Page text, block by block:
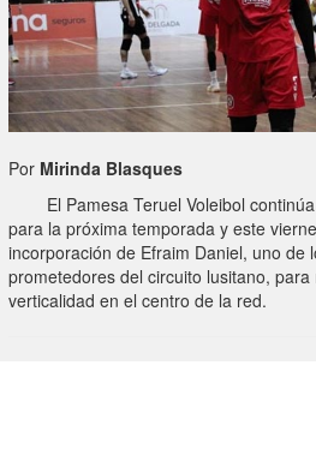
Por Mirinda Blasques
El Pamesa Teruel Voleibol continúa
para la próxima temporada y este
incorporación de Efraim Daniel, uno de
prometedores del circuito lusitano,
verticalidad en el centro de la red.